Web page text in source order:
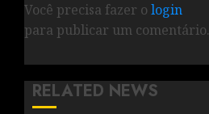
Você precisa fazer o login
para publicar um comentário.
RELATED NEWS